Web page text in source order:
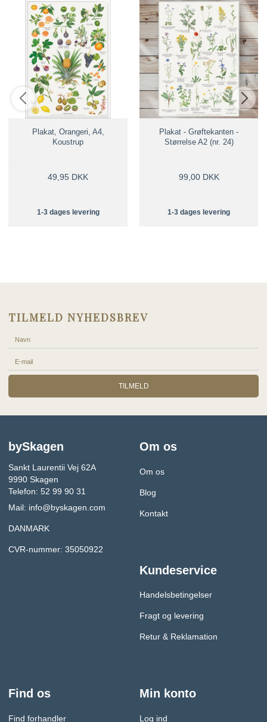
Plakat, Orangeri, A4,
Koustrup
49,95 DKK
1-3 dages levering
Plakat - Grøftekanten -
Størrelse A2 (nr. 24)
99,00 DKK
1-3 dages levering
TILMELD NYHEDSBREV
TILMELD
bySkagen
Sankt Laurentii Vej 62A
9990 Skagen
Telefon: 52 99 90 31
Mail: info@byskagen.com
DANMARK
CVR-nummer: 35050922
Om os
Om os
Blog
Kontakt
Kundeservice
Handelsbetingelser
Fragt og levering
Retur & Reklamation
Find os
Find forhandler
Min konto
Log ind